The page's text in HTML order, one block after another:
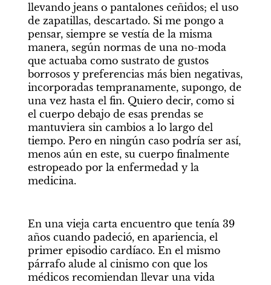
llevando jeans o pantalones ceñidos; el uso
de zapatillas, descartado. Si me pongo a
pensar, siempre se vestía de la misma
manera, según normas de una no-moda
que actuaba como sustrato de gustos
borrosos y preferencias más bien negativas,
incorporadas tempranamente, supongo, de
una vez hasta el fin. Quiero decir, como si
el cuerpo debajo de esas prendas se
mantuviera sin cambios a lo largo del
tiempo. Pero en ningún caso podría ser así,
menos aún en este, su cuerpo finalmente
estropeado por la enfermedad y la
medicina.
En una vieja carta encuentro que tenía 39
años cuando padeció, en apariencia, el
primer episodio cardíaco. En el mismo
párrafo alude al cinismo con que los
médicos recomiendan llevar una vida